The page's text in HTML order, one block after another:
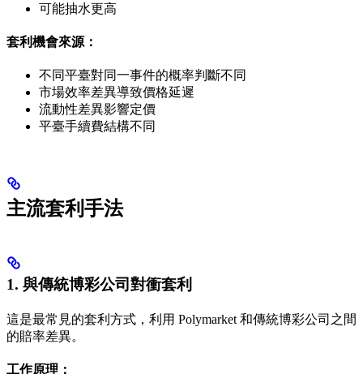
可能抽水更高
套利機會來源：
不同平臺對同一事件的概率判斷不同
市場效率差異導致價格延遲
流動性差異影響定價
平臺手續費結構不同
主流套利手法
1. 與傳統博彩公司對衝套利
這是最常見的套利方式，利用 Polymarket 和傳統博彩公司之間
的賠率差異。
工作原理：